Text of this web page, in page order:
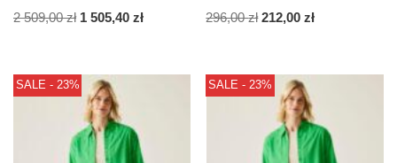
2 509,00zł 1 505,40 zł 296,00zł 212,00zł
SALE - 23% SALE - 23%